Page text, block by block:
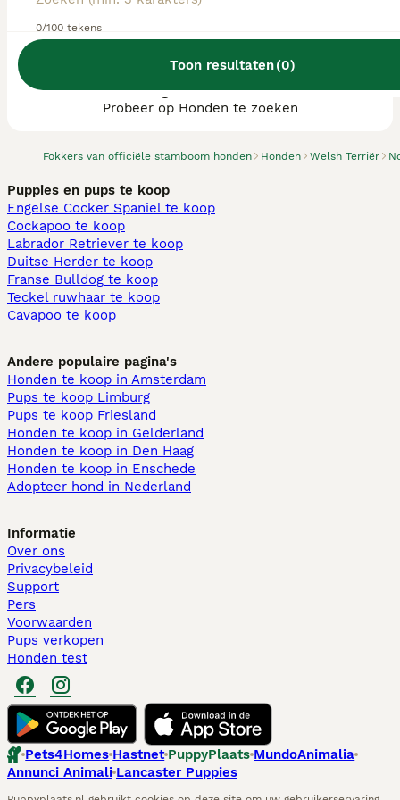
0/100 tekens
Toon resultaten(0)
Fokkers van officiële stamboom honden Honden Welsh Terriër
We hebben 0 Welsh Terriër fokkers, Asten
gevonden.
Probeer op Honden te zoeken
Puppies en pups te koop
Engelse Cocker Spaniel te koop
Cockapoo te koop
Labrador Retriever te koop
Duitse Herder te koop
Franse Bulldog te koop
Teckel ruwhaar te koop
Cavapoo te koop
Andere populaire pagina's
Honden te koop in Amsterdam
Pups te koop Limburg​
Pups te koop Friesland​
Honden te koop in Gelderland
Honden te koop in Den Haag
Honden te koop in Enschede
Adopteer hond in Nederland
Informatie
Over ons
Privacybeleid
Support
Pers
Voorwaarden
Pups verkopen
Honden test
Pets4Homes Hastnet PuppyPlaats MundoAnimalia
Annunci Animali Lancaster Puppies